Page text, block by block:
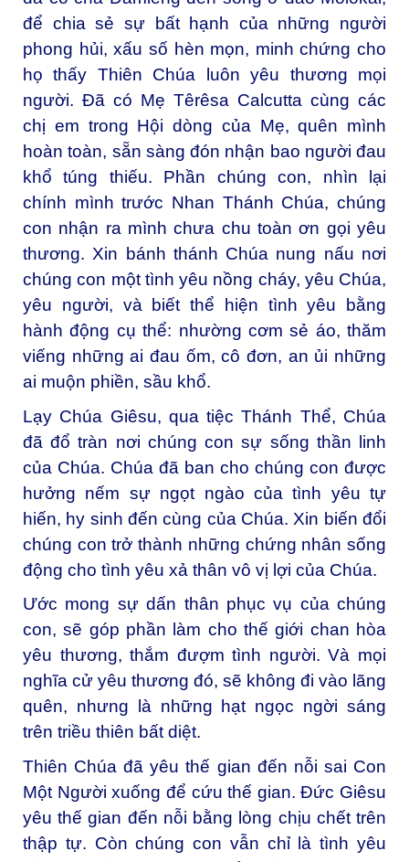
để chia sẻ sự bất hạnh của những người
phong hủi, xấu số hèn mọn, minh chứng cho
họ thấy Thiên Chúa luôn yêu thương mọi
người. Đã có Mẹ Têrêsa Calcutta cùng các
chị em trong Hội dòng của Mẹ, quên mình
hoàn toàn, sẵn sàng đón nhận bao người đau
khổ túng thiếu. Phần chúng con, nhìn lại
chính mình trước Nhan Thánh Chúa, chúng
con nhận ra mình chưa chu toàn ơn gọi yêu
thương. Xin bánh thánh Chúa nung nấu nơi
chúng con một tình yêu nồng cháy, yêu Chúa,
yêu người, và biết thể hiện tình yêu bằng
hành động cụ thể: nhường cơm sẻ áo, thăm
viếng những ai đau ốm, cô đơn, an ủi những
ai muộn phiền, sầu khổ.
Lạy Chúa Giêsu, qua tiệc Thánh Thể, Chúa
đã đổ tràn nơi chúng con sự sống thần linh
của Chúa. Chúa đã ban cho chúng con được
hưởng nếm sự ngọt ngào của tình yêu tự
hiến, hy sinh đến cùng của Chúa. Xin biến đổi
chúng con trở thành những chứng nhân sống
động cho tình yêu xả thân vô vị lợi của Chúa.
Ước mong sự dấn thân phục vụ của chúng
con, sẽ góp phần làm cho thế giới chan hòa
yêu thương, thắm đượm tình người. Và mọi
nghĩa cử yêu thương đó, sẽ không đi vào lãng
quên, nhưng là những hạt ngọc ngời sáng
trên triều thiên bất diệt.
Thiên Chúa đã yêu thế gian đến nỗi sai Con
Một Người xuống để cứu thế gian. Đức Giêsu
yêu thế gian đến nỗi bằng lòng chịu chết trên
thập tự. Còn chúng con vẫn chỉ là tình yêu